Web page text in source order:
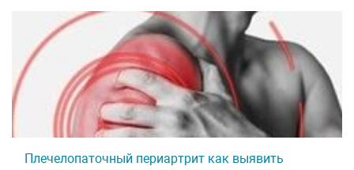
Плечелопаточный периартрит как выявить